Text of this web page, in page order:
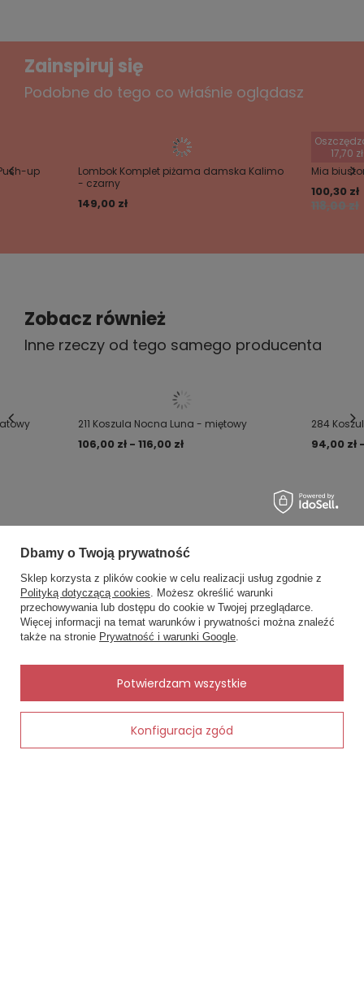
Dodaj do koszyka
Twoje imię
Wyślij opinię
Zainspiruj się
Podobne do tego co właśnie oglądasz
up
Lombok Komplet piżama damska Kalimo
- czarny
149,00 zł
17,70 zł
Mia
118,00 zł
100,30 zł
Zobacz również
Inne rzeczy od tego samego producenta
211 Koszula Nocna Luna - miętowy
106,00 zł - 116,00 zł
284
94,00 zł
MOJE ZAMÓWIENIE
Status zamówienia
Śledzenie przesyłki
Chcę zareklamować produkt
Chcę zwrócić produkt
×
✨ Asystent zakupowy
Napisz czego szukasz — pokażę
gotowe propozycje.
Dbamy o Twoją prywatność
Sklep korzysta z plików cookie w celu realizacji usług zgodnie z
Polityką dotyczącą cookies. Możesz określić warunki
przechowywania lub dostępu do cookie w Twojej przeglądarce.
Więcej informacji na temat warunków i prywatności można znaleźć
także na stronie Prywatność i warunki Google.
Konfiguracja zgód
Potwierdzam wszystkie